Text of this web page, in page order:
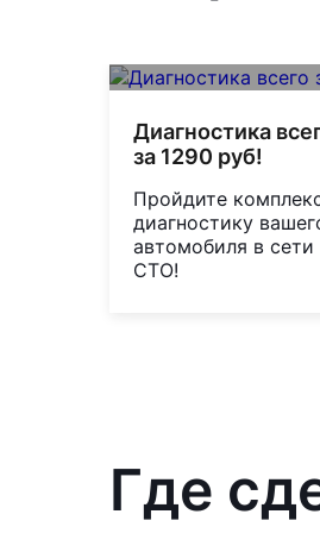
Диагностика
за 1290 руб!
Пройдите
диагностику
автомобиля в
СТО!
Где